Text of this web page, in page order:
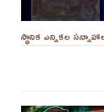
స్థానిక ఎన్నికల